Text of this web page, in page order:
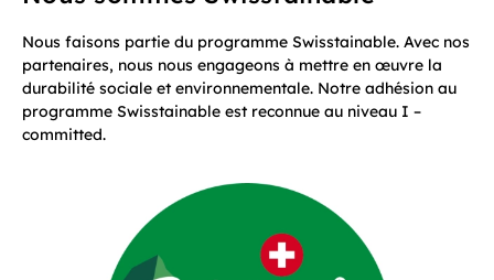
Nous faisons partie du programme Swisstainable. Avec nos
partenaires, nous nous engageons à mettre en œuvre la
durabilité sociale et environnementale. Notre adhésion au
programme Swisstainable est reconnue au niveau I –
committed.